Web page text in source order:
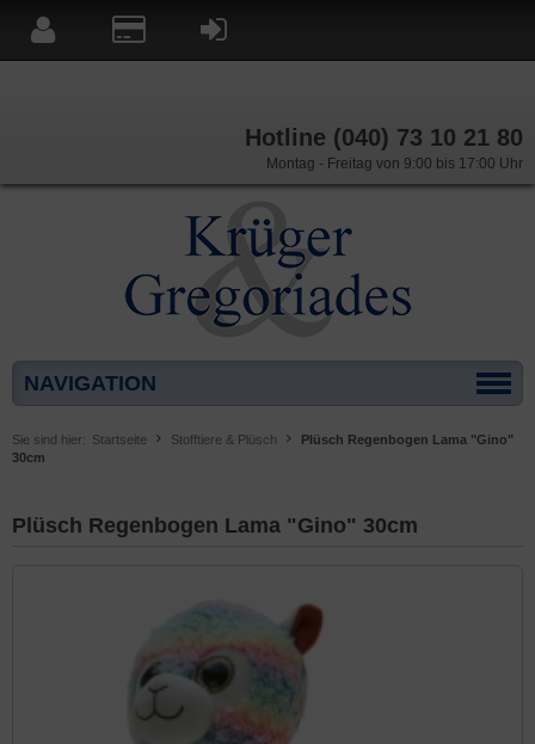
Hotline (040) 73 10 21 80
Montag - Freitag von 9:00 bis 17:00 Uhr
NAVIGATION
Sie sind hier: Startseite Stofftiere & Plüsch
Plüsch Regenbogen Lama "Gino"
30cm
Plüsch Regenbogen Lama "Gino" 30cm